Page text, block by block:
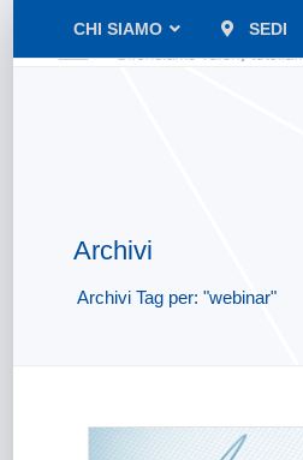
CHI SIAMO SEDI
Archivi
Archivi Tag per: "webinar"